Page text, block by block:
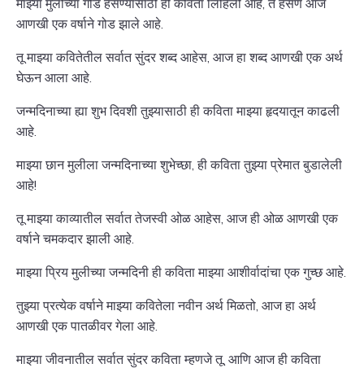
माझ्या मुलीच्या गोड हसण्यासाठी ही कविता लिहिली आहे, ते हसणे आज
आणखी एक वर्षाने गोड झाले आहे.
तू माझ्या कवितेतील सर्वात सुंदर शब्द आहेस, आज हा शब्द आणखी एक अर्थ
घेऊन आला आहे.
जन्मदिनाच्या ह्या शुभ दिवशी तुझ्यासाठी ही कविता माझ्या हृदयातून काढली
आहे.
माझ्या छान मुलीला जन्मदिनाच्या शुभेच्छा, ही कविता तुझ्या प्रेमात बुडालेली
आहे!
तू माझ्या काव्यातील सर्वात तेजस्वी ओळ आहेस, आज ही ओळ आणखी एक
वर्षाने चमकदार झाली आहे.
माझ्या प्रिय मुलीच्या जन्मदिनी ही कविता माझ्या आशीर्वादांचा एक गुच्छ आहे.
तुझ्या प्रत्येक वर्षाने माझ्या कवितेला नवीन अर्थ मिळतो, आज हा अर्थ
आणखी एक पातळीवर गेला आहे.
माझ्या जीवनातील सर्वात सुंदर कविता म्हणजे तू, आणि आज ही कविता